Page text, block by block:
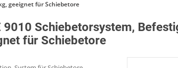
geeignet für Schiebetore
9010 Schiebetorsystem,
für Schiebetore